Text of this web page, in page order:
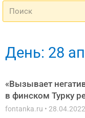
День: 28
«Вызывает
в финском Турку
fontanka.ru
28.04.2022